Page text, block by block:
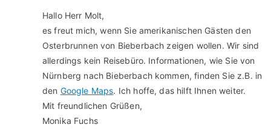
Hallo Herr Molt,
es freut mich, wenn Sie amerikanischen Gästen den
Osterbrunnen von Bieberbach zeigen wollen. Wir sind
allerdings kein Reisebüro. Informationen, wie Sie von
Nürnberg nach Bieberbach kommen, finden Sie z.B. in
den Google Maps. Ich hoffe, das hilft Ihnen weiter.
Mit freundlichen Grüßen,
Monika Fuchs